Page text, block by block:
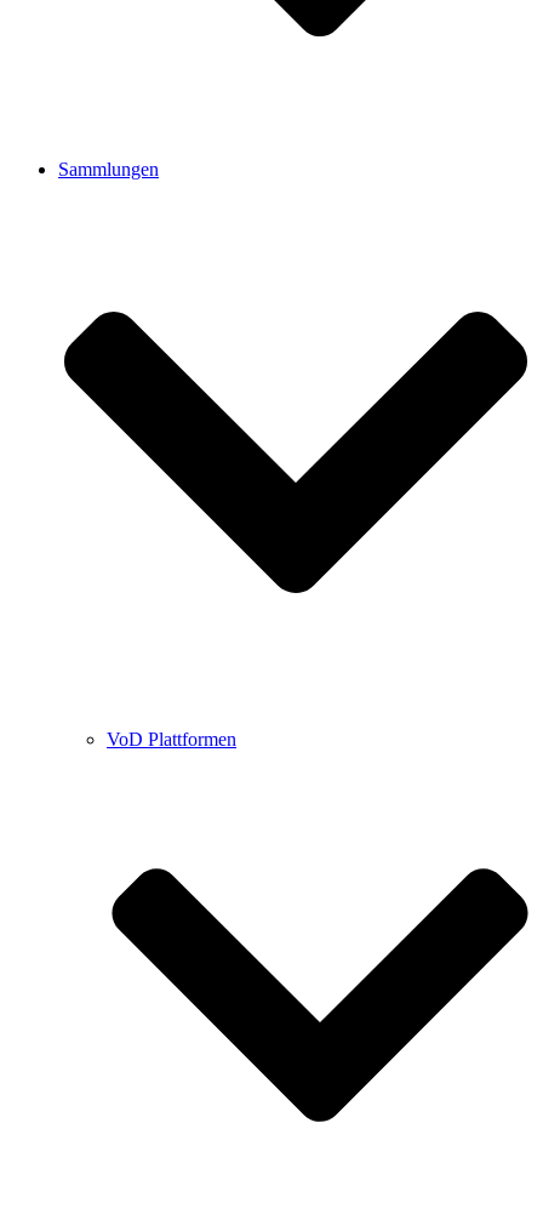
Sammlungen
VoD Plattformen